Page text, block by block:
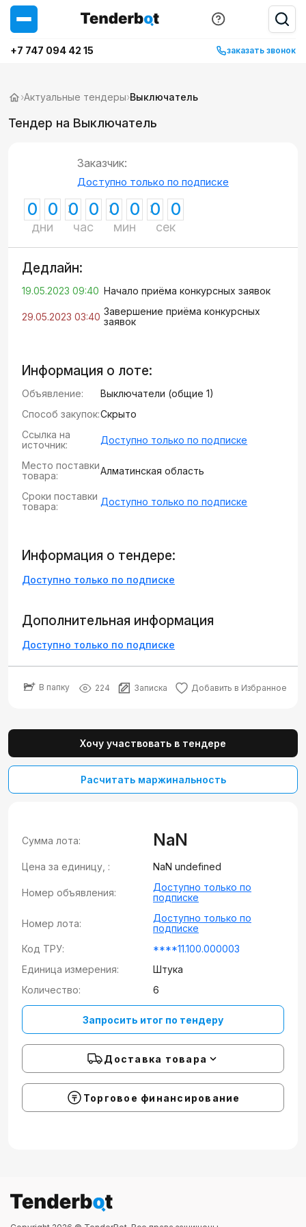
+7 747 094 42 15 заказать звонок
›Актуальные тендеры›Выключатель
Тендер на Выключатель
Заказчик:
Доступно только по подписке
0 0
дни
0 0
час
0 0
мин
0 0
сек
Дедлайн:
19.05.2023 09:40 Начало приёма конкурсных заявок
29.05.2023 03:40 Завершение приёма конкурсных
заявок
Информация о лоте:
Объявление:
Выключатели (общие 1)
Способ закупок:Скрыто
Ссылка на
источник:
Доступно только по подписке
Место поставки
товара:
Алматинская область
Сроки поставки
товара:
Доступно только по подписке
Информация о тендере:
Доступно только по подписке
Дополнительная информация
Доступно только по подписке
В папку 224 Записка Добавить в Избранное
Хочу участвовать в тендере
Расчитать маржинальность
Сумма лота: NaN
Цена за единицу, : NaN undefined
Номер объявления:
Доступно только по
подписке
Номер лота:
Доступно только по
подписке
Код ТРУ:
****11.100.000003
Единица измерения:
Штука
Количество:
6
Запросить итог по тендеру
Доставка товара
Торговое финансирование